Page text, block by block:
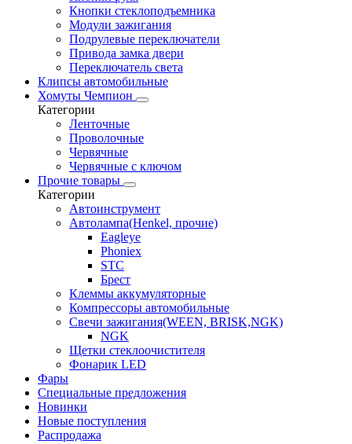
Кнопки стеклоподъемника
Модули зажигания
Подрулевые переключатели
Привода замка двери
Переключатель света
Клипсы автомобильные
Хомуты Чемпион
Категории
Ленточные
Проволочные
Червячные
Червячные с ключом
Прочие товары
Категории
Автоинструмент
Автолампа(Henkel, прочие)
Eagleye
Phoniex
STC
Брест
Клеммы аккумуляторные
Компрессоры автомобильные
Свечи зажигания(WEEN, BRISK,NGK)
NGK
Щетки стеклоочистителя
Фонарик LED
Фары
Специальные предложения
Новинки
Новые поступления
Распродажа